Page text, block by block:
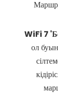
WiFi 7
ол